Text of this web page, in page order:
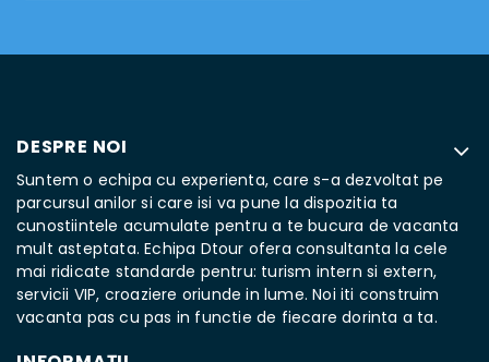
DESPRE NOI
Suntem o echipa cu experienta, care s-a dezvoltat pe
parcursul anilor si care isi va pune la dispozitia ta
cunostiintele acumulate pentru a te bucura de vacanta
mult asteptata. Echipa Dtour ofera consultanta la cele
mai ridicate standarde pentru: turism intern si extern,
servicii VIP, croaziere oriunde in lume. Noi iti construim
vacanta pas cu pas in functie de fiecare dorinta a ta.